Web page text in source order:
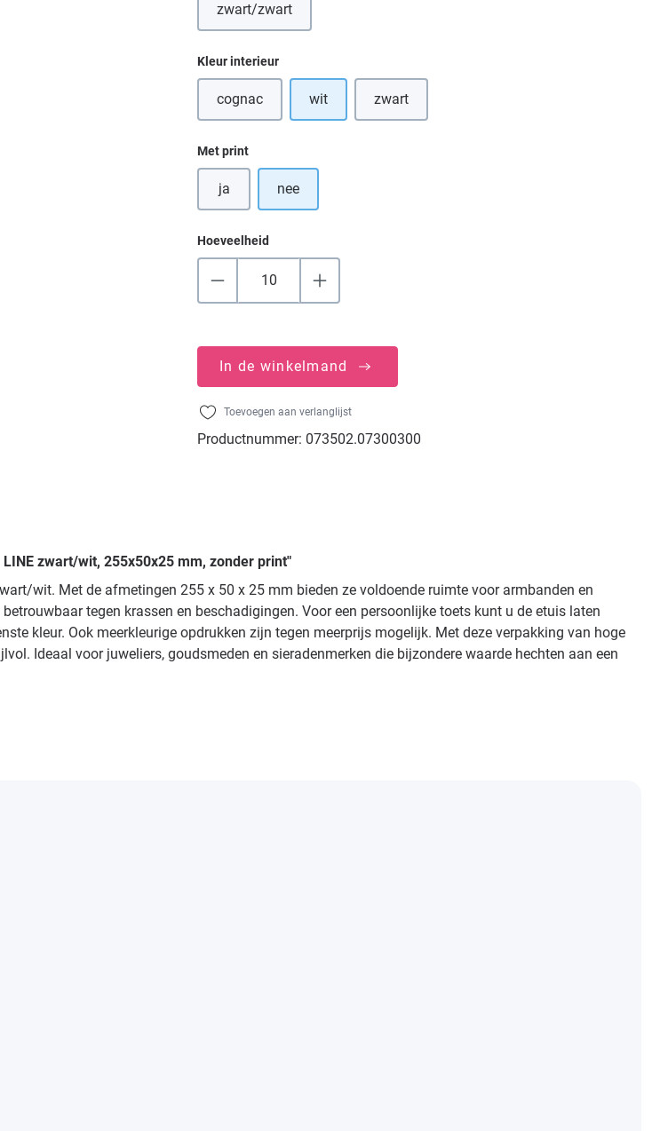
zwart/zwart(Deze optie is momenteel niet beschikbaar.)
Selecteer
Kleur interieur
cognac(Deze optie is momenteel niet beschikbaar.)
wit zwart(Deze optie is momenteel niet beschikbaar.)
Selecteer
Met print
ja nee
Hoeveelheid
In de winkelmand
Toevoegen aan verlanglijst
Productnummer: 073502.07300300
zwart/wit, 255x50x25 mm, zonder print"
wit. Met de afmetingen 255 x 50 x 25 mm bieden ze voldoende ruimte voor armbanden en
tegen krassen en beschadigingen. Voor een persoonlijke toets kunt u de etuis laten
kleur. Ook meerkleurige opdrukken zijn tegen meerprijs mogelijk. Met deze verpakking van hoge
Ideaal voor juweliers, goudsmeden en sieradenmerken die bijzondere waarde hechten aan een